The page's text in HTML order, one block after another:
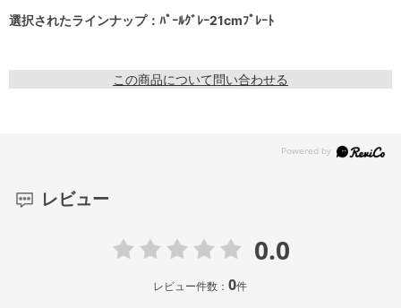
選択されたラインナップ：ﾊﾟｰﾙｸﾞﾚｰ21cmﾌﾟﾚｰﾄ
この商品について問い合わせる
レビュー
0.0
レビュー件数：0件